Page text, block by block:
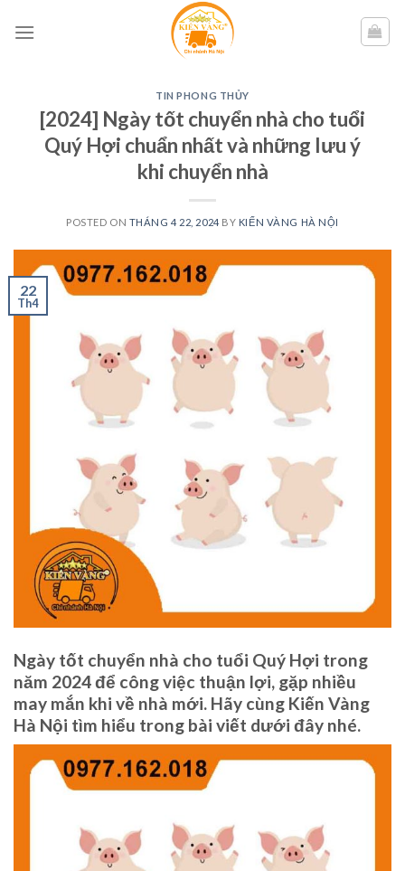
TIN PHONG THỦY
[2024] Ngày tốt chuyển nhà cho tuổi
Quý Hợi chuẩn nhất và những lưu ý
khi chuyển nhà
POSTED ON THÁNG 4 22, 2024 BY KIẾN VÀNG HÀ NỘI
22
Th4
Ngày tốt chuyển nhà cho tuổi Quý Hợi trong
năm 2024 để công việc thuận lợi, gặp nhiều
may mắn khi về nhà mới. Hãy cùng Kiến Vàng
Hà Nội tìm hiểu trong bài viết dưới đây nhé.